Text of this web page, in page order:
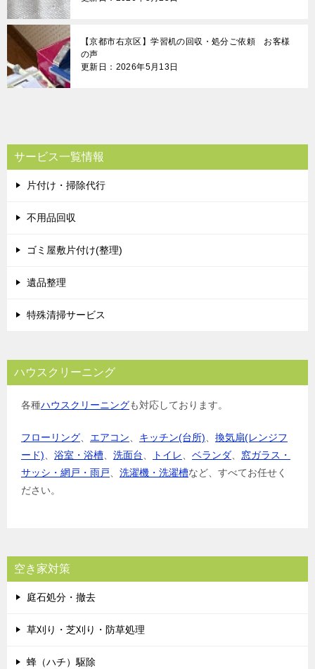
【京都市右京区】学習机の回収・処分ご依頼 お客様
の声
更新日：2026年5月13日
サービス一覧情報
片付け・掃除代行
不用品回収
ゴミ屋敷片付け(整理)
遺品整理
特殊清掃サービス
ハウスクリーニング
各種ハウスクリーニングも対応しております。
フローリング、 エアコン、 キッチン(台所)、 換気扇(レンジフ
ード)、 浴室・浴槽、 洗面台、 トイレ、 ベランダ、 窓ガラス・
サッシ・網戸・雨戸、 洗濯機・洗濯槽など、すべてお任せく
ださい。
空き家対策
庭石処分・撤去
草刈り・芝刈り・防草処理
蜂（ハチ）駆除